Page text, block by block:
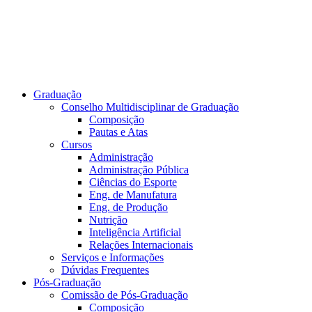
Graduação
Conselho Multidisciplinar de Graduação
Composição
Pautas e Atas
Cursos
Administração
Administração Pública
Ciências do Esporte
Eng. de Manufatura
Eng. de Produção
Nutrição
Inteligência Artificial
Relações Internacionais
Serviços e Informações
Dúvidas Frequentes
Pós-Graduação
Comissão de Pós-Graduação
Composição